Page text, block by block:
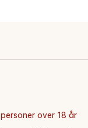
over 18 år